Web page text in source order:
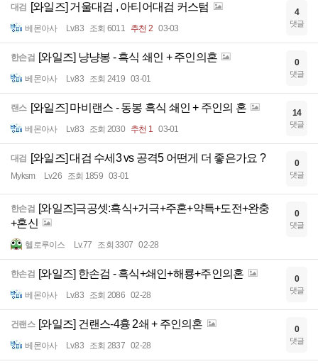
대검 [와일즈] 거울대검 , 아티어대검 커스텀
베몬아사 Lv.83 조회 6011 추천 2 03-03
4
댓글
한손검 [와일즈] 냥냥봉 - 흑식 쇄인 + 주인의혼
베몬아사 Lv.83 조회 2419 03-01
0
댓글
랜스 [와일즈] 마비랜스 - 동봉 흑식 쇄인 + 주인의 혼
베몬아사 Lv.83 조회 2030 추천 1 03-01
14
댓글
대검 [와일즈] 대검 수세3 vs 공격5 어떤게 더 좋은가요 ?
Myksm Lv.26 조회 1859 03-01
0
댓글
한손검 [와일즈]극공셋:흑식+거극+주혼+약특+도전+완충
+혼신
헬로루이스 Lv.77 조회 3307 02-28
0
댓글
한손검 [와일즈] 한손검 - 흑식+쇄인+해룡+주인의혼
베몬아사 Lv.83 조회 2086 02-28
0
댓글
건랜스 [와일즈] 건랜스-4흉 2쇄 + 주인의혼
베몬아사 Lv.83 조회 2837 02-28
0
댓글